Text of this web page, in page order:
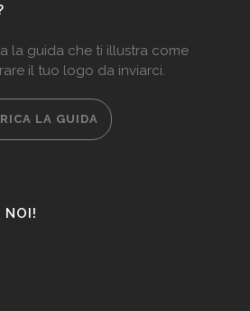
la guida che ti illustra come
il tuo logo da inviarci.
LA GUIDA
NOI!